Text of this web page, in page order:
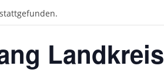
Landkreis